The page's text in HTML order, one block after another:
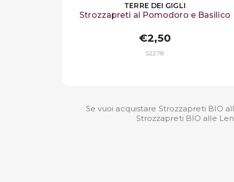
TERRE DEI GIGLI
Strozzapreti al Pomodoro e Basilico
€2,50
S2278
Se vuoi acquistare Strozzapreti BIO
Strozzapreti BIO alle